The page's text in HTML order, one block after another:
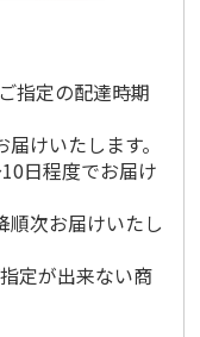
丼の具
ト
＜お中元＞【冷凍
指定の配達時期
けいたします。
日程度でお届け
順次お届けいたし
定が出来ない商